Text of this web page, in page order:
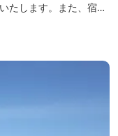
たします。また、宿泊
選ばれた純木造建築で